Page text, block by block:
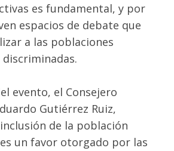
es fundamental, y por
espacios de debate que
a las poblaciones
evento, el Consejero
Gutiérrez Ruiz,
de la población
un favor otorgado por las